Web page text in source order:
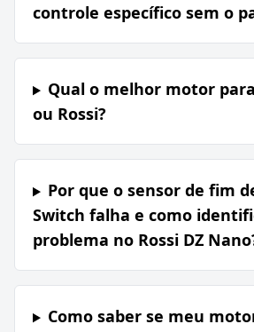
controle específico sem o
Qual o melhor motor
ou Rossi?
Por que o sensor de fim
Switch falha e como
problema no Rossi DZ
Como saber se meu